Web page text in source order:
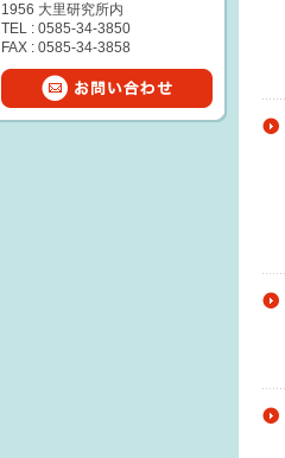
1956 大里研究所内
TEL : 0585-34-3850
FAX : 0585-34-3858